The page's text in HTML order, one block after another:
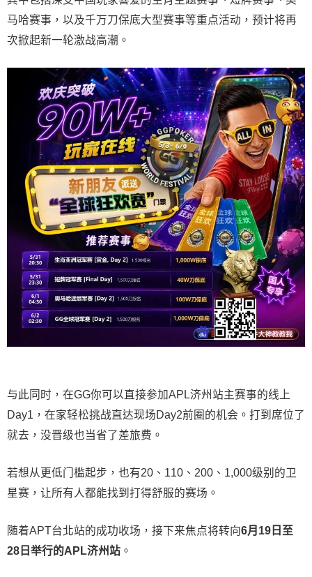
马哈赛事，以及千万刀保底大型赛事等重点活动，预计将再
次掀起新一轮激战高潮。
与此同时，在GG你可以直接参加APL济州站主赛事的线上
Day1，在家轻松挑战直达现场Day2前圈的机会。打到席位了
就去，没晋级也当省了差旅费。
若想从更低门槛起步，也有20、110、200、1,000级别的卫
星赛，让所有人都能找到打得舒服的赛场。
随着APT台北站的成功收场，接下来焦点将转向6月 19 日至
28 日举行的APL济州站 。